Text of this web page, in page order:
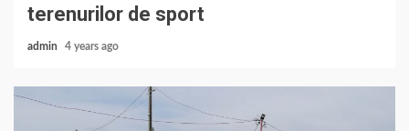
terenurilor de sport
admin 4 years ago